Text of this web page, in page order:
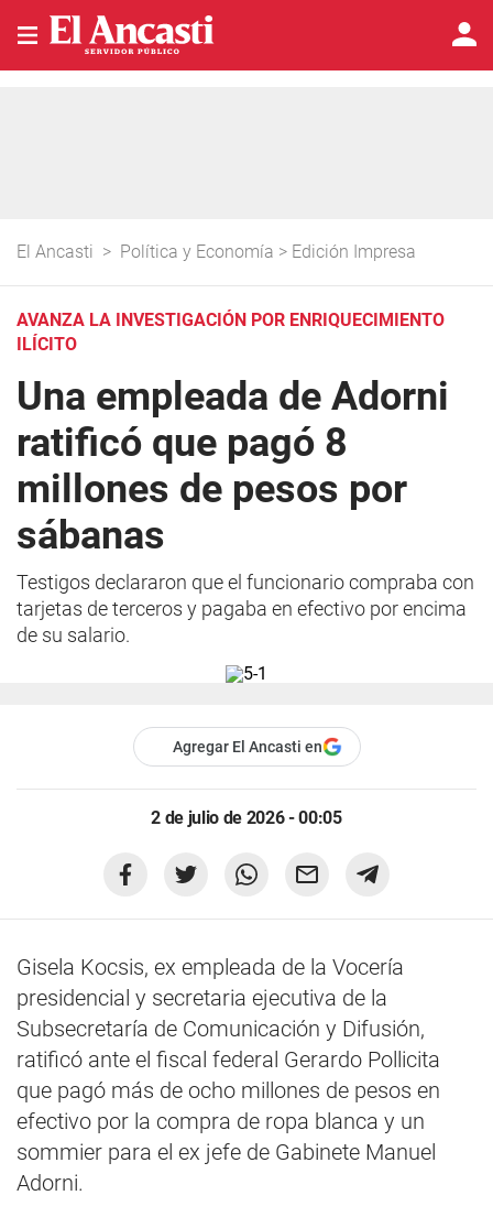
El Ancasti > Política y Economía > Edición Impresa
AVANZA LA INVESTIGACIÓN POR ENRIQUECIMIENTO
ILÍCITO
Una empleada de Adorni
ratificó que pagó 8
millones de pesos por
sábanas
Testigos declararon que el funcionario compraba con
tarjetas de terceros y pagaba en efectivo por encima
de su salario.
Agregar El Ancasti en
2 de julio de 2026 - 00:05
Gisela Kocsis, ex empleada de la Vocería
presidencial y secretaria ejecutiva de la
Subsecretaría de Comunicación y Difusión,
ratificó ante el fiscal federal Gerardo Pollicita
que pagó más de ocho millones de pesos en
efectivo por la compra de ropa blanca y un
sommier para el ex jefe de Gabinete Manuel
Adorni.